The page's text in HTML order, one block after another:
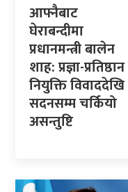
आफ्नैबाट
घेराबन्दीमा
प्रधानमन्त्री बालेन
शाह: प्रज्ञा-प्रतिष्ठान
नियुक्ति विवाददेखि
सदनसम्म चर्कियो
असन्तुष्टि